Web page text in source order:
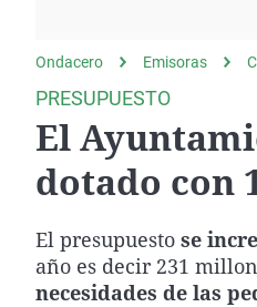
Ondacero Emisoras
PRESUPUESTO
El
dotado con
El presupuesto se
año es decir 231
necesidades de las